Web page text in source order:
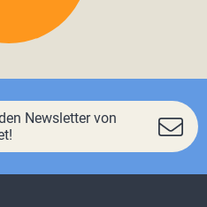
Newsletter von